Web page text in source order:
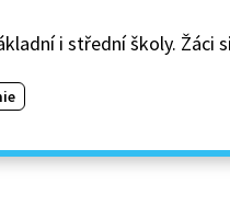
i střední školy. Žáci